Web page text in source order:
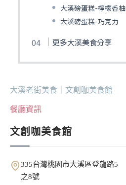
大溪磅蛋糕-檸檬香柚
大溪磅蛋糕-巧克力
更多大溪美食分享
大溪老街美食｜文創咖美食館
餐廳資訊
文創咖美食館
335台灣桃園市大溪區登龍路5
之8號